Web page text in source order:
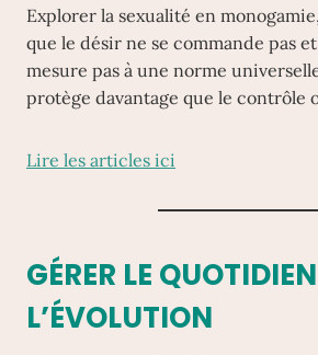
Explorer la sexualité en
que le désir ne se commande pas et
mesure pas à une norme
protège davantage que le contrôle
Lire les articles ici
GÉRER LE
L’ÉVOLUTION